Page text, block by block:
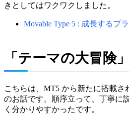
きとしてはワクワクしました。
Movable Type 5 : 成長するプ
「テーマの大冒険
こちらは、MT5 から新たに搭載さ
のお話です。順序立って、丁寧に
く分かりやすかったです。